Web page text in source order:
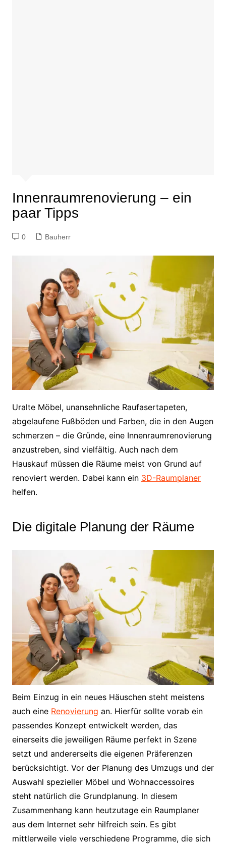
Innenraumrenovierung – ein
paar Tipps
0 Bauherr
Uralte Möbel, unansehnliche Raufasertapeten,
abgelaufene Fußböden und Farben, die in den Augen
schmerzen – die Gründe, eine Innenraumrenovierung
anzustreben, sind vielfältig. Auch nach dem
Hauskauf müssen die Räume meist von Grund auf
renoviert werden. Dabei kann ein 3D-Raumplaner
helfen.
Die digitale Planung der Räume
Beim Einzug in ein neues Häuschen steht meistens
auch eine Renovierung an. Hierfür sollte vorab ein
passendes Konzept entwickelt werden, das
einerseits die jeweiligen Räume perfekt in Szene
setzt und andererseits die eigenen Präferenzen
berücksichtigt. Vor der Planung des Umzugs und der
Auswahl spezieller Möbel und Wohnaccessoires
steht natürlich die Grundplanung. In diesem
Zusammenhang kann heutzutage ein Raumplaner
aus dem Internet sehr hilfreich sein. Es gibt
mittlerweile viele verschiedene Programme, die sich